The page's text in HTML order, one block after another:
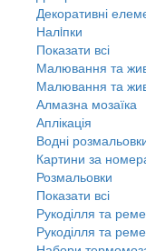
Декоративні
Налiпки
Показати всі
Малювання та
Малювання та
Алмазна мозаїка
Аплікація
Водні
Картини за
Розмальовки
Показати всі
Рукоділля та
Рукоділля та